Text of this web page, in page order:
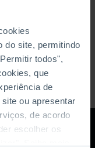
do site, permitindo
todos",
que
de
ou apresentar
de acordo
escolher os